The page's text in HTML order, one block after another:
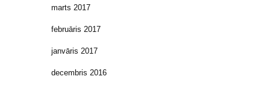
marts 2017
februāris 2017
janvāris 2017
decembris 2016